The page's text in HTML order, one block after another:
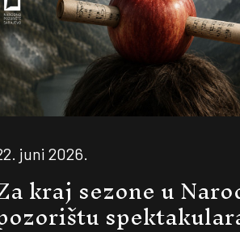
juni 2026.
kraj sezone u